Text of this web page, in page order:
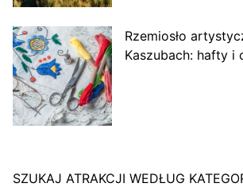
Rzemiosło
Kaszubach: hafty i
SZUKAJ ATRAKCJI WEDŁUG